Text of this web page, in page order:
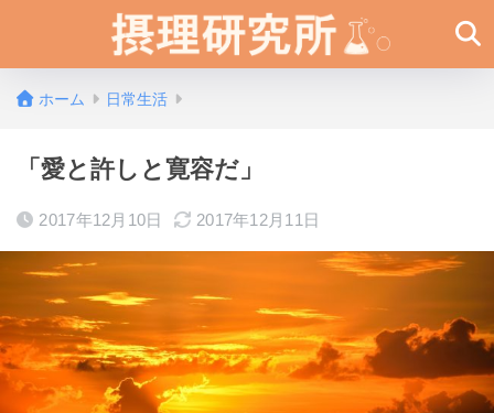
ホーム 日常生活
「愛と許しと寛容だ」
2017年12月10日 2017年12月11日